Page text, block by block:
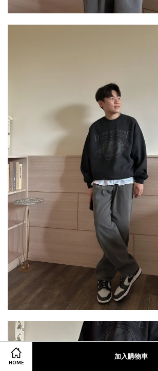
HOME
加入購物車